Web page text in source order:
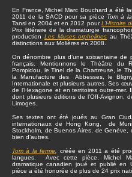
En France, Michel Marc Bouchard a été
2011 de la SACD pour sa pièce Tom à
Tansi en 2004 et en 2012 pourL’Histoire
Prix littéraire de la dramaturgie
production Les Muses orphelines au
distinctions aux Molières en 2008.
On dénombre plus d’une soixantaine
français. Mentionnons le Théâtre du
Pompidou, le Tinel de la Chartreuse, le
la Manufacture des Abbesses, le
Internationale et plusieurs autres. Ses
de l’Hexagone et en territoires outre-
dont plusieurs éditions de l’Off-Avignon,
Limoges.
Ses textes ont été joués au Gran
internationaux de Hong Kong, de
Stockholm, de Buenos Aires, de
bien d’autres.
Tom à la ferme
créée en 2011 a été
langues. Avec cette pièce, Michel
dramatique canadien joué et publié en
pièce a été honorée de plus de 24 prix